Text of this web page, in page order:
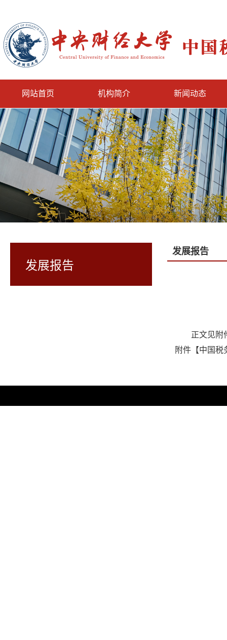
网站首页 机构简介 新闻动态
发展报告
发展报告
正文见附
附件【中国税